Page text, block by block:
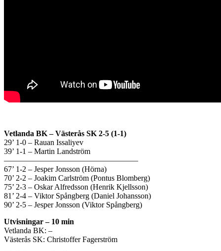
Vetlanda BK – Västerås SK 2-5 (1-1)
29’ 1-0 – Rauan Issaliyev
39’ 1-1 – Martin Landström
—————————————————
67’ 1-2 – Jesper Jonsson (Hörna)
70’ 2-2 – Joakim Carlström (Pontus Blomberg)
75’ 2-3 – Oskar Alfredsson (Henrik Kjellsson)
81’ 2-4 – Viktor Spångberg (Daniel Johansson)
90’ 2-5 – Jesper Jonsson (Viktor Spångberg)
Utvisningar – 10 min
Vetlanda BK: –
Västerås SK: Christoffer Fagerström